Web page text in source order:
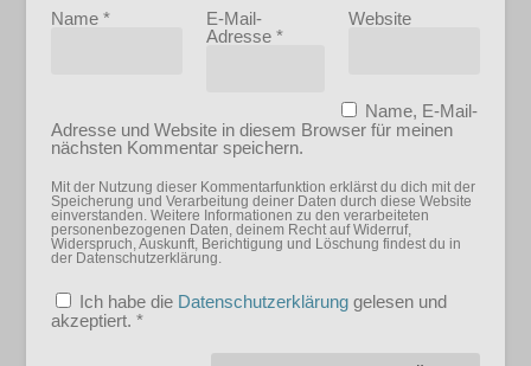
Name *
E-Mail-
Adresse *
Website
Name, E-Mail-
Adresse und Website in diesem Browser für meinen
nächsten Kommentar speichern.
Mit der Nutzung dieser Kommentarfunktion erklärst du dich mit der
Speicherung und Verarbeitung deiner Daten durch diese Website
einverstanden. Weitere Informationen zu den verarbeiteten
personenbezogenen Daten, deinem Recht auf Widerruf,
Widerspruch, Auskunft, Berichtigung und Löschung findest du in
der Datenschutzerklärung.
Ich habe die Datenschutzerklärung gelesen und
akzeptiert. *